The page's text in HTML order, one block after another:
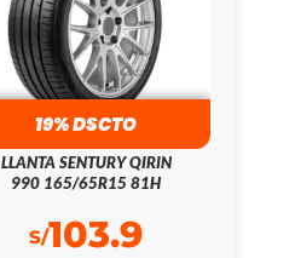
19% DSCTO
LLANTA SENTURY QIRIN
990 165/65R15 81H
S/103.9